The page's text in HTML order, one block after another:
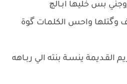
بس خليها ابـالچ
واحس الكلمات گوة
القـديمة ينسـة بنته الي ربـاهه